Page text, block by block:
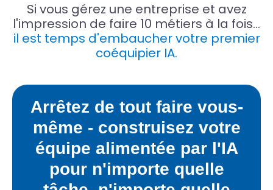
Si vous gérez une entreprise et avez
l'impression de faire 10 métiers à la fois…
il est temps d'embaucher votre premier
coéquipier IA.
Arrêtez de tout faire vous-
même - construisez votre
équipe alimentée par l'IA
pour n'importe quelle